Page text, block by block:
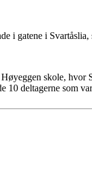
i gatene i
skole, hvor
10 deltagerne som